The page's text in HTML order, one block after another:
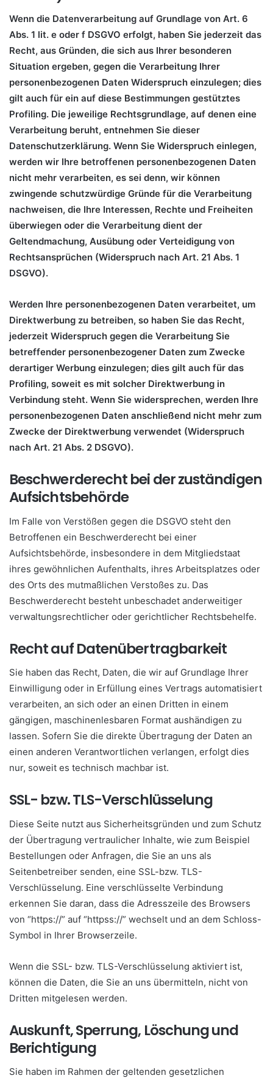
Wenn die Datenverarbeitung auf Grundlage von Art. 6
Abs. 1 lit. e oder f DSGVO erfolgt, haben Sie jederzeit das
Recht, aus Gründen, die sich aus Ihrer besonderen
Situation ergeben, gegen die Verarbeitung Ihrer
personenbezogenen Daten Widerspruch einzulegen; dies
gilt auch für ein auf diese Bestimmungen gestütztes
Profiling. Die jeweilige Rechtsgrundlage, auf denen eine
Verarbeitung beruht, entnehmen Sie dieser
Datenschutzerklärung. Wenn Sie Widerspruch einlegen,
werden wir Ihre betroffenen personenbezogenen Daten
nicht mehr verarbeiten, es sei denn, wir können
zwingende schutzwürdige Gründe für die Verarbeitung
nachweisen, die Ihre Interessen, Rechte und Freiheiten
überwiegen oder die Verarbeitung dient der
Geltendmachung, Ausübung oder Verteidigung von
Rechtsansprüchen (Widerspruch nach Art. 21 Abs. 1
DSGVO).
Werden Ihre personenbezogenen Daten verarbeitet, um
Direktwerbung zu betreiben, so haben Sie das Recht,
jederzeit Widerspruch gegen die Verarbeitung Sie
betreffender personenbezogener Daten zum Zwecke
derartiger Werbung einzulegen; dies gilt auch für das
Profiling, soweit es mit solcher Direktwerbung in
Verbindung steht. Wenn Sie widersprechen, werden Ihre
personenbezogenen Daten anschließend nicht mehr zum
Zwecke der Direktwerbung verwendet (Widerspruch
nach Art. 21 Abs. 2 DSGVO).
Beschwerderecht bei der zuständigen
Aufsichtsbehörde
Im Falle von Verstößen gegen die DSGVO steht den
Betroffenen ein Beschwerderecht bei einer
Aufsichtsbehörde, insbesondere in dem Mitgliedstaat
ihres gewöhnlichen Aufenthalts, ihres Arbeitsplatzes oder
des Orts des mutmaßlichen Verstoßes zu. Das
Beschwerderecht besteht unbeschadet anderweitiger
verwaltungsrechtlicher oder gerichtlicher Rechtsbehelfe.
Recht auf Datenübertragbarkeit
Sie haben das Recht, Daten, die wir auf Grundlage Ihrer
Einwilligung oder in Erfüllung eines Vertrags automatisiert
verarbeiten, an sich oder an einen Dritten in einem
gängigen, maschinenlesbaren Format aushändigen zu
lassen. Sofern Sie die direkte Übertragung der Daten an
einen anderen Verantwortlichen verlangen, erfolgt dies
nur, soweit es technisch machbar ist.
SSL- bzw. TLS-Verschlüsselung
Diese Seite nutzt aus Sicherheitsgründen und zum Schutz
der Übertragung vertraulicher Inhalte, wie zum Beispiel
Bestellungen oder Anfragen, die Sie an uns als
Seitenbetreiber senden, eine SSL-bzw. TLS-
Verschlüsselung. Eine verschlüsselte Verbindung
erkennen Sie daran, dass die Adresszeile des Browsers
von “https://” auf “httpss://” wechselt und an dem Schloss-
Symbol in Ihrer Browserzeile.
Wenn die SSL- bzw. TLS-Verschlüsselung aktiviert ist,
können die Daten, die Sie an uns übermitteln, nicht von
Dritten mitgelesen werden.
Auskunft, Sperrung, Löschung und
Berichtigung
Sie haben im Rahmen der geltenden gesetzlichen